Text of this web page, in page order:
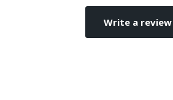
Write a review